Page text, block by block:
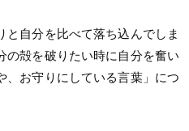
と自分を比べて落ち込んでしま
の殻を破りたい時に自分を奮い
、お守りにしている言葉」につ